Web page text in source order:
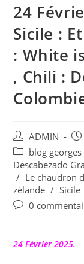
24
Sicile :
: White
, Chili :
Auteur/autrice
de
la
publication :
ADMIN
Post
category:
blog
Descabezado
/ Le chaudron
zélande / Sicile
Commentaires
publication :
0
24 Février 2025.